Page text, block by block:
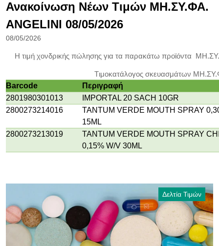
Ανακοίνωση Νέων Τιμών ΜΗ.ΣΥ.ΦΑ.
ANGELINI 08/05/2026
08/05/2026
Η τιμή χονδρικής πώλησης για τα παρακάτω προϊόντα
Tιμοκατάλογος σκευασμάτων
Barcode
Περιγραφή
2801980301013
IMPORTAL 20 SACH 10GR
2800273214016
TANTUM VERDE MOUTH SPRAY
15ML
2800273213019
TANTUM VERDE MOUTH SPRAY
0,15% W/V 30ML
Δελτία Τιμών